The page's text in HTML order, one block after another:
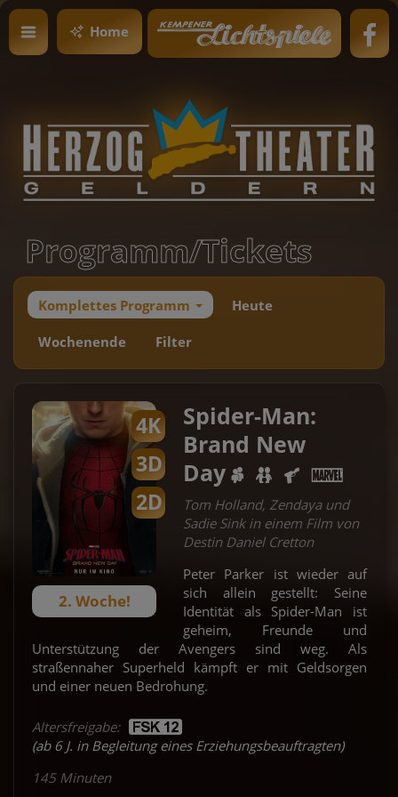
Home
Programm/Tickets
Komplettes Programm Heute
Wochenende Filter
4K
3D
2D
2. Woche!
Spider-Man:
Brand New
Day
Tom Holland, Zendaya und
Sadie Sink in einem Film von
Destin Daniel Cretton
Peter Parker ist wieder auf
sich allein gestellt: Seine
Identität als Spider-Man ist
geheim, Freunde und
Unterstützung der Avengers sind weg. Als
straßennaher Superheld kämpft er mit Geldsorgen
und einer neuen Bedrohung.
Altersfreigabe:
(ab 6 J. in Begleitung eines Erziehungsbeauftragten)
145 Minuten